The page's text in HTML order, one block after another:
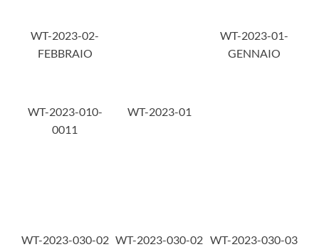
WT-2023-02-
FEBBRAIO
WT-2023-01-
GENNAIO
WT-2023-010-
0011
WT-2023-01
WT-2023-030-02 WT-2023-030-02 WT-2023-030-03